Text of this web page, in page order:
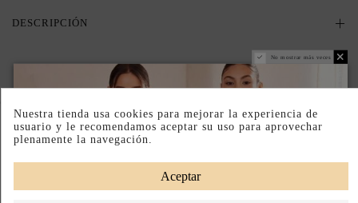
DESCRIPCIÓN
No mostrar más veces
Nuestra tienda usa cookies para mejorar la experiencia de
usuario y le recomendamos aceptar su uso para aprovechar
plenamente la navegación.
Aceptar